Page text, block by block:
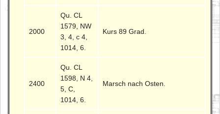
2000
Qu. CL
1579, NW
3, 4, c 4,
1014, 6.
Kurs 89 Grad.
2400
Qu. CL
1598, N 4,
5, C,
1014, 6.
Marsch nach Osten.